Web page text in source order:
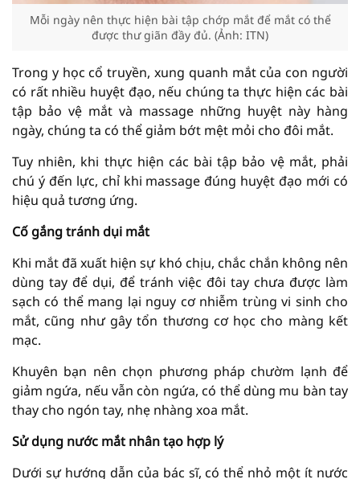
Mỗi ngày nên thực hiện bài tập chớp mắt để mắt có thể
được thư giãn đầy đủ. (Ảnh: ITN)
Trong y học cổ truyền, xung quanh mắt của con người
có rất nhiều huyệt đạo, nếu chúng ta thực hiện các bài
tập bảo vệ mắt và massage những huyệt này hàng
ngày, chúng ta có thể giảm bớt mệt mỏi cho đôi mắt.
Tuy nhiên, khi thực hiện các bài tập bảo vệ mắt, phải
chú ý đến lực, chỉ khi massage đúng huyệt đạo mới có
hiệu quả tương ứng.
Cố gắng tránh dụi mắt
Khi mắt đã xuất hiện sự khó chịu, chắc chắn không nên
dùng tay để dụi, để tránh việc đôi tay chưa được làm
sạch có thể mang lại nguy cơ nhiễm trùng vi sinh cho
mắt, cũng như gây tổn thương cơ học cho màng kết
mạc.
Khuyên bạn nên chọn phương pháp chườm lạnh để
giảm ngứa, nếu vẫn còn ngứa, có thể dùng mu bàn tay
thay cho ngón tay, nhẹ nhàng xoa mắt.
Sử dụng nước mắt nhân tạo hợp lý
Dưới sự hướng dẫn của bác sĩ, có thể nhỏ một ít nước